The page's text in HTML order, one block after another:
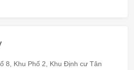
8, Khu Phố 2, Khu Định cư Tân